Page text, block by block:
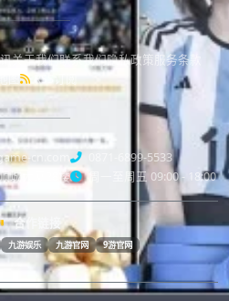
关于我们联系我们隐私政策
服务条款
RSS订阅
cn.com
0871-6899-5533
城大厦28楼
周一至周五 09:00 - 18:00
合作链接
九游娱乐 九游官网 9游官网